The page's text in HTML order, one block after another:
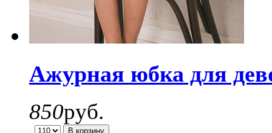
Ажурная юбка для
850руб.